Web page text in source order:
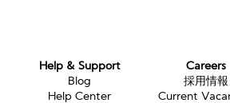
Help & Support
Blog
Help Center
Careers
採用情報
Current